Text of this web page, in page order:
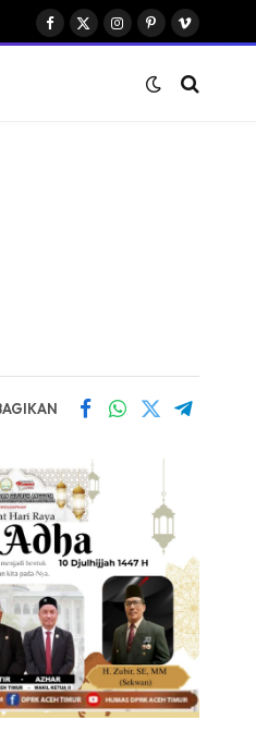
Facebook
X
Instagram
PinterestVimeo